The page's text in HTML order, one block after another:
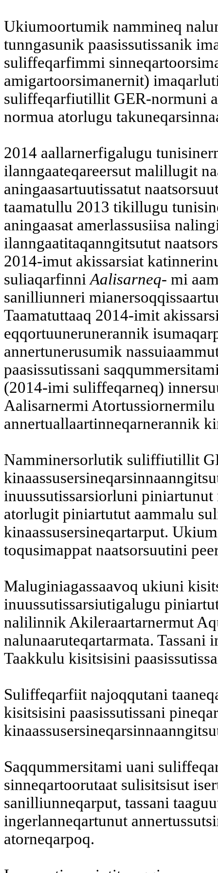
Ukiumoortumik nammineq
tunngasunik paasissutissanik
suliffeqarfimmi
amigartoorsimanernit)
suliffeqarfiutillit GER-normuni
normua atorlugu
2014 aallarnerfigalugu
ilanngaateqareersut malillugit
aningaasartuutissatut
taamatullu 2013 tikillugu
aningaasat amerlassusiisa
ilanngaatitaqanngitsutut
2014-imut akissarsiat
suliaqarfinniAalisarneq- mi
sanilliunneri
Taamatuttaaq 2014-imit
eqqortuunerunerannik
annertunerusumik
paasissutissani
(2014-imi suliffeqarneq)
Aalisarnermi
annertuallaartinneqarnerannik
Namminersorlutik suliffiutillit
inuussutissarsiorluni
atorlugit piniartutut aammalu
kinaassusersineqartarput.
toqusimappat naatsorsuutini
Maluginiagassaavoq ukiuni
inuussutissarsiutigalugu
nalilinnik Akileraartarnermut
nalunaaruteqartarmata.
Taakkulu kisitsisini
Suliffeqarfiit najoqqutani
kisitsisini paasissutissani
Saqqummersitami uani
sinneqartoorutaat sulisitsisut
sanilliunneqarput, tassani
ingerlanneqartunut
atorneqarpoq.